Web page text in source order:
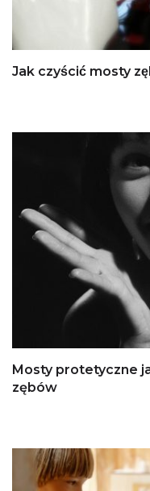
Jak czyścić mosty
Mosty protetyczne
zębów